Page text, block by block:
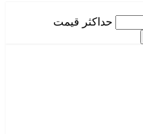
حداكثر قيمت